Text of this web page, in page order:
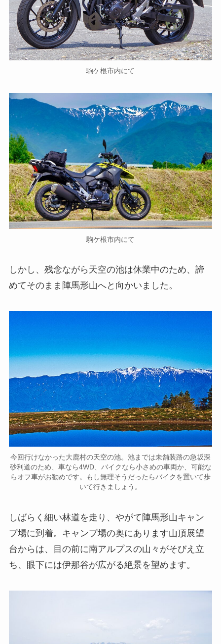
駒ケ根市内にて
駒ケ根市内にて
しかし、残念ながら天空の池は休業中のため、諦
めてそのまま陣馬形山へと向かいました。
今回行けなかった大鹿村の天空の池。池までは未舗装路の急坂深
砂利道のため、車なら4WD、バイクなら小さめの車両か、可能な
らオフ車がお勧めです。もし無理そうだったらバイクを置いて歩
いて行きましょう。
しばらく細い林道を走り、やがて陣馬形山キャン
プ場に到着。キャンプ場の奥にあります山頂展望
台からは、目の前に南アルプスの山々がそびえ立
ち、眼下には伊那谷が広がる絶景を望めます。